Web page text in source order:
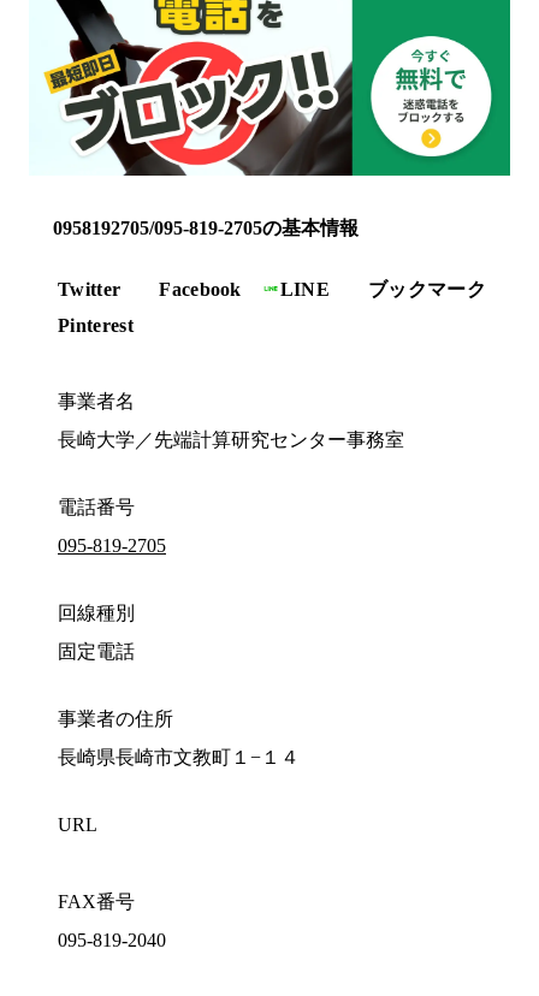
0958192705/095-819-2705の基本情報
Twitter Facebook LINE
ブックマーク
Pinterest
事業者名
長崎大学／先端計算研究センター事務室
電話番号
095-819-2705
回線種別
固定電話
事業者の住所
長崎県長崎市文教町１−１４
URL
FAX番号
095-819-2040